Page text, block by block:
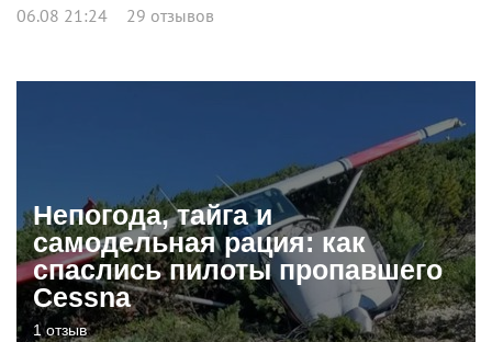
06.08 21:24 29 отзывов
Непогода, тайга и
самодельная рация: как
спаслись пилоты пропавшего
Cessna
1 отзыв